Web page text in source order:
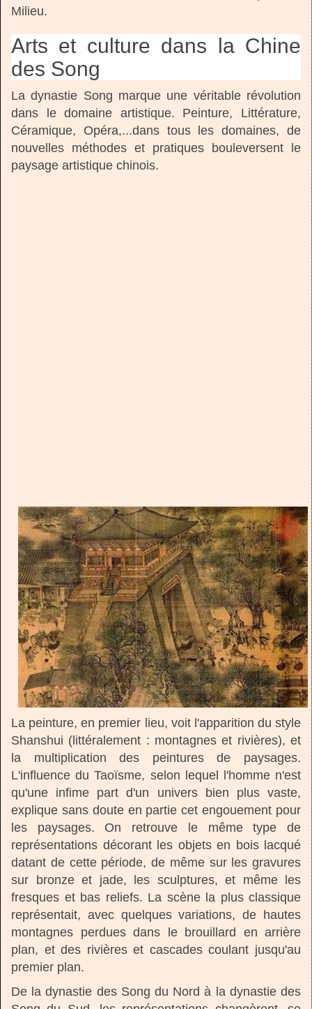
Milieu.
Arts et culture dans la Chine
des Song
La dynastie Song marque une véritable révolution
dans le domaine artistique. Peinture, Littérature,
Céramique, Opéra,...dans tous les domaines, de
nouvelles méthodes et pratiques bouleversent le
paysage artistique chinois.
La peinture, en premier lieu, voit l'apparition du style
Shanshui (littéralement : montagnes et rivières), et
la multiplication des peintures de paysages.
L'influence du Taoïsme, selon lequel l'homme n'est
qu'une infime part d'un univers bien plus vaste,
explique sans doute en partie cet engouement pour
les paysages. On retrouve le même type de
représentations décorant les objets en bois lacqué
datant de cette période, de même sur les gravures
sur bronze et jade, les sculptures, et même les
fresques et bas reliefs. La scène la plus classique
représentait, avec quelques variations, de hautes
montagnes perdues dans le brouillard en arrière
plan, et des rivières et cascades coulant jusqu'au
premier plan.
De la dynastie des Song du Nord à la dynastie des